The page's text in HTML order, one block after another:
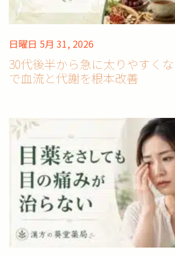
日曜日 5月 31, 2026
30代後半から急に太りやすく
で血流と代謝を根本改善